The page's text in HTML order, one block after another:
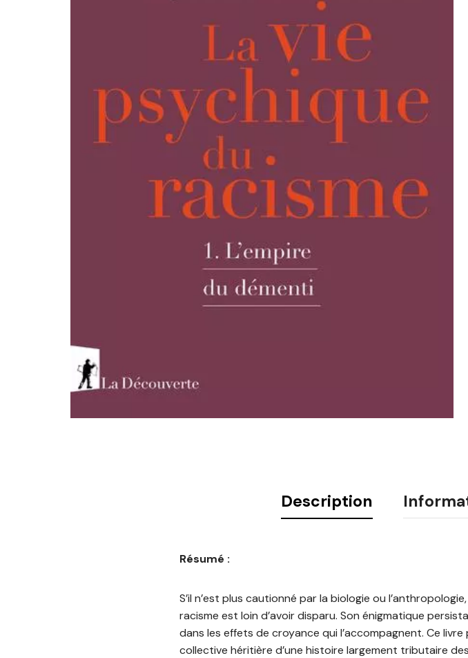
Description
Résumé :
S’il n’est plus cautionné par la biologie ou
racisme est loin d’avoir disparu. Son énigmatique
dans les effets de croyance qui l’accompagnent. Ce
collective héritière d’une histoire largement tributaire